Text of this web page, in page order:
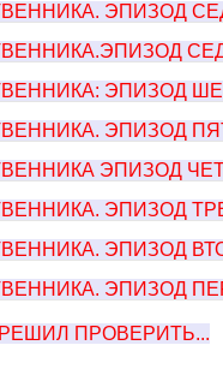
ЭПИЗОД
ЭПИЗОД
ЭПИЗОД
ЭПИЗОД
ЭПИЗОД
ЭПИЗОД
ЭПИЗОД
ПРОВЕРИТЬ...